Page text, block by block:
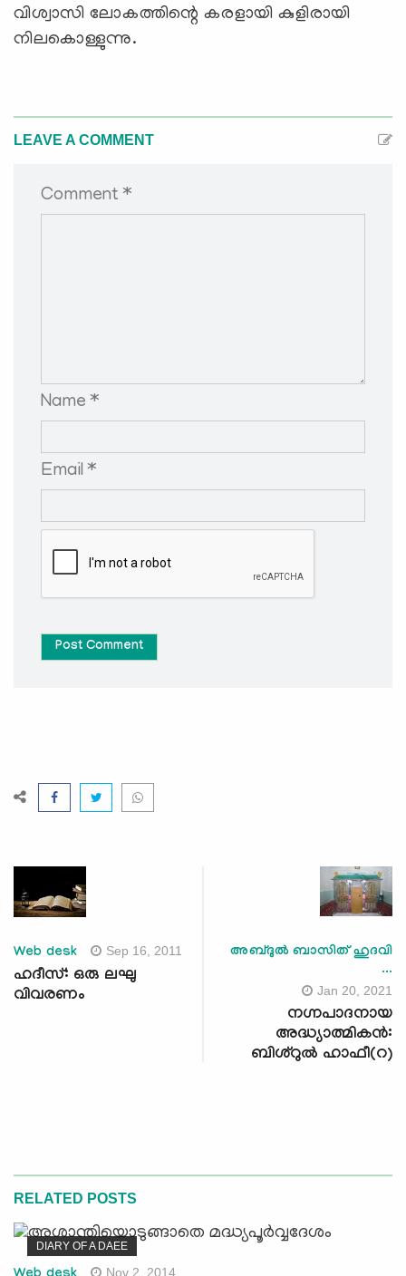
വിശ്വാസി ലോകത്തിന്റെ കരളായി കുളിരായി
നിലകൊള്ളുന്നു.
LEAVE A COMMENT
Comment *
Name *
Email *
Post Comment
Web desk Sep 16, 2011
ഹദീസ്: ഒരു ലഘു
വിവരണം
അബ്ദുൽ ബാസിത് ഹുദവി
...
Jan 20, 2021
നഗ്നപാദനായ
അദ്ധ്യാത്മികൻ:
ബിശ്റുൽ ഹാഫീ(റ)
RELATED POSTS
DIARY OF A DAEE
Nov 2, 2014